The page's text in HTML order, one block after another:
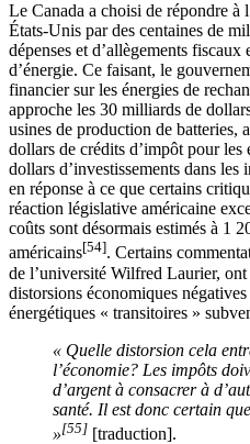
Le Canada a choisi de répondre à
États-Unis par des centaines de
dépenses et d’allègements
d’énergie. Ce faisant, le
financier sur les énergies de
approche les 30 milliards de
usines de production de batteries,
dollars de crédits d’impôt pour
dollars d’investissements dans
en réponse à ce que certains
réaction législative américaine
coûts sont désormais estimés à 1
américains[54]. Certains
de l’université Wilfred Laurier, ont
distorsions économiques
énergétiques « transitoires »
« Quelle distorsion cela
l’économie? Les impôts
d’argent à consacrer à
santé. Il est donc certain
»[55] [traduction].